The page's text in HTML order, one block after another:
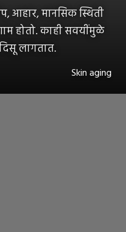
आहार, मानसिक स्थिती
होतो. काही सवयींमुळे
लागतात.
Skin aging